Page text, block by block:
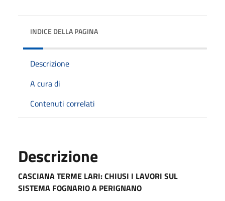
INDICE DELLA PAGINA
Descrizione
A cura di
Contenuti correlati
Descrizione
CASCIANA TERME LARI: CHIUSI I LAVORI SUL
SISTEMA FOGNARIO A PERIGNANO